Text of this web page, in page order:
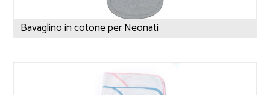
Bavaglino in cotone per Neonati